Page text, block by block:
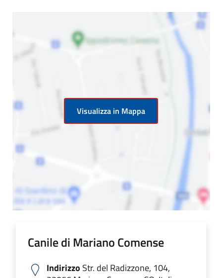
Visualizza in Mappa
Canile di Mariano Comense
Indirizzo Str. del Radizzone, 104,